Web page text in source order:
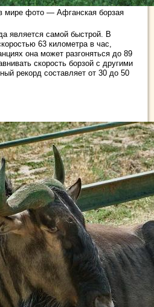
мире фото — Афганская борзая
является самой быстрой. В
63 километра в час,
она может разгоняться до 89
скорость борзой с другими
рекорд составляет от 30 до 50